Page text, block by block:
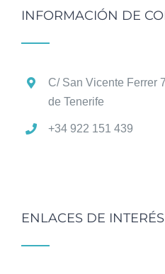
INFORMACIÓN DE
C/ San Vicente Ferrer
de Tenerife
+34 922 151 439
ENLACES DE INTERÉS